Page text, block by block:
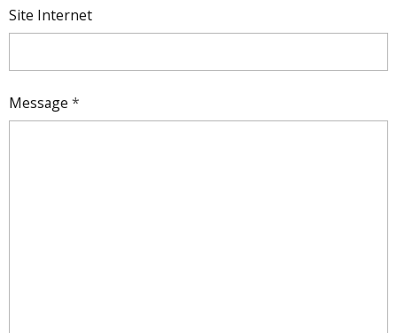
Site Internet
Message